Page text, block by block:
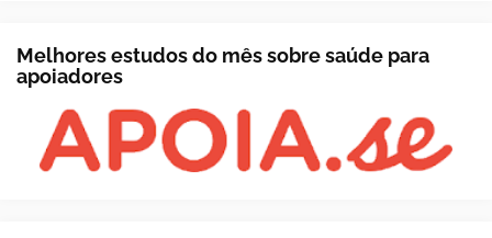
Melhores estudos do mês sobre saúde para
apoiadores